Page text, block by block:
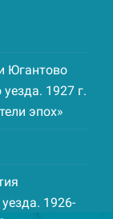
Югантово
1927 г.
эпох»
1926-